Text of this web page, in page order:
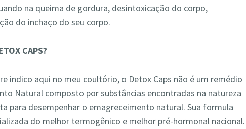
na queima de gordura, desintoxicação do corpo,
do inchaço do seu corpo.
CAPS?
indico aqui no meu coultório, o Detox Caps não é um remédio
Natural composto por substâncias encontradas na natureza
para desempenhar o emagreceimento natural. Sua formula
do melhor termogênico e melhor pré-hormonal nacional.